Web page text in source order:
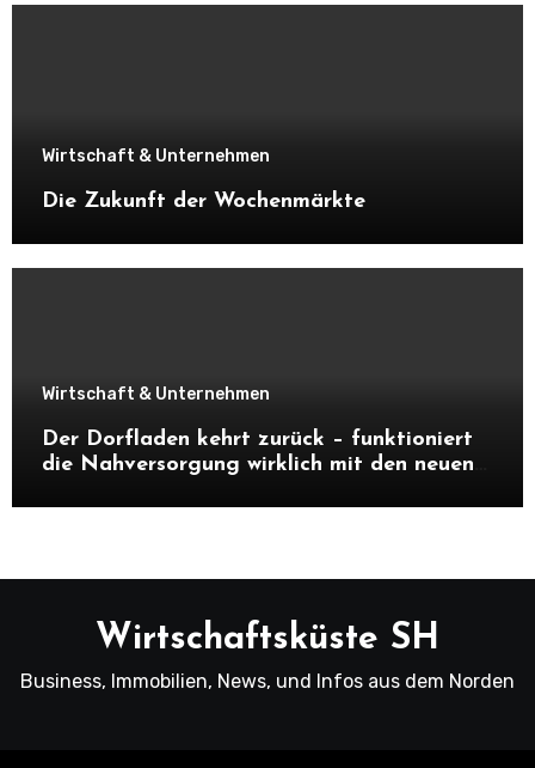
Wirtschaft & Unternehmen
Die Zukunft der Wochenmärkte
Wirtschaft & Unternehmen
Der Dorfladen kehrt zurück – funktioniert
die Nahversorgung wirklich mit den neuen
Wirtschaftsküste SH
Business, Immobilien, News, und Infos aus dem Norden